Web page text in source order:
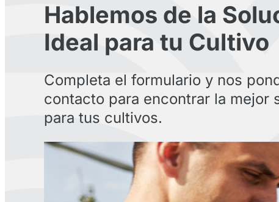
Hablemos de la
Ideal para tu Cultivo
Completa el formulario y nos
contacto para encontrar la mejor
para tus cultivos.